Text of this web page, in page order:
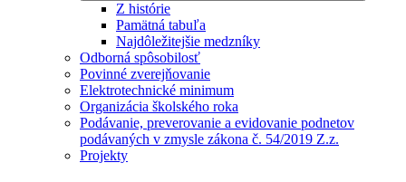
Z histórie
Pamätná tabuľa
Najdôležitejšie medzníky
Odborná spôsobilosť
Povinné zverejňovanie
Elektrotechnické minimum
Organizácia školského roka
Podávanie, preverovanie a evidovanie podnetov
podávaných v zmysle zákona č. 54/2019 Z.z.
Projekty